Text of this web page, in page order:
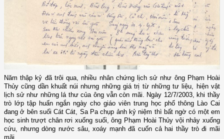
Năm thập kỷ đã trôi qua, nhiều nhân chứng lịch sử như ông Phạm Hoài
Thủy cũng dần khuất núi nhưng những giá trị từ những tư liệu, hiện vật
lịch sử như những lá thư của ông vẫn còn mãi. Ngày 12/7/2003, khi thầy
trò lớp tập huấn ngắn ngày cho giáo viên trung học phổ thông Lào Cai
đang ở bên suối Cát Cát, Sa Pa chụp ảnh kỷ niệm thì bất ngờ có một em
học sinh trượt chân rơi xuống suối, ông Phạm Hoài Thủy vội nhảy xuống
cứu, nhưng dòng nước sâu, xoáy mạnh đã cuốn cả hai thầy trò đi mãi
mãi…